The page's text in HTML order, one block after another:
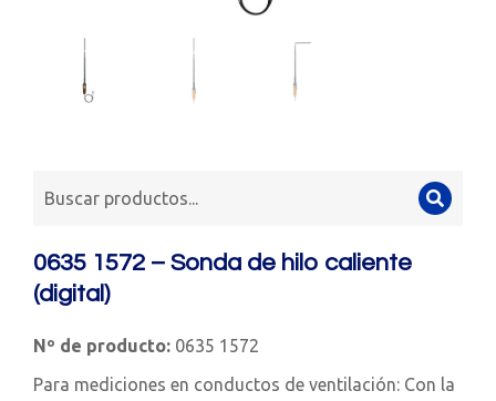
0635 1572 – Sonda de hilo caliente
(digital)
Nº de producto: 0635 1572
Para mediciones en conductos de ventilación: Con la